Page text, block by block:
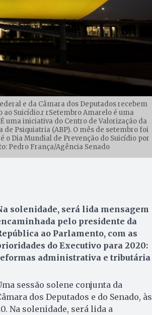
e da Câmara dos Deputados recebem
Suicídio.r rSetembro Amarelo é uma
uma iniciativa do Centro de Valorização da
de Psiquiatria (ABP). O mês de setembro foi
o Dia Mundial de Prevenção do Suicídio por
Pedro França/Agência Senado
solenidade, será lida mensagem
pelo presidente da
ao Parlamento, com as
do Executivo para 2020:
administrativa e tributária
sessão solene conjunta da
dos Deputados e do Senado, às
Na solenidade, será lida a